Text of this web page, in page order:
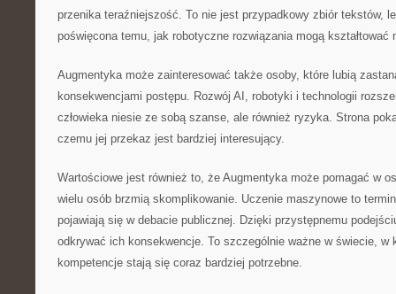
przenika teraźniejszość. To nie jest przypadkowy zbiór tekstów,
poświęcona temu, jak robotyczne rozwiązania mogą kształtować
Augmentyka może zainteresować także osoby, które lubią
konsekwencjami postępu. Rozwój AI, robotyki i technologii
człowieka niesie ze sobą szanse, ale również ryzyka. Strona
czemu jej przekaz jest bardziej interesujący.
Wartościowe jest również to, że Augmentyka może pomagać w
wielu osób brzmią skomplikowanie. Uczenie maszynowe to
pojawiają się w debacie publicznej. Dzięki przystępnemu
odkrywać ich konsekwencje. To szczególnie ważne w świecie, w
kompetencje stają się coraz bardziej potrzebne.